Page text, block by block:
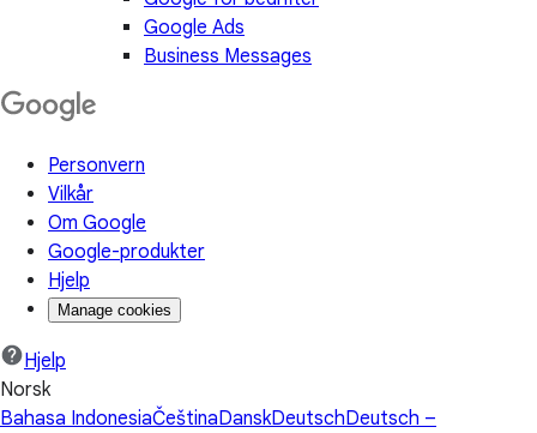
Google Ads
Business Messages
Personvern
Vilkår
Om Google
Google-produkter
Hjelp
Manage cookies
Hjelp
Norsk
Bahasa IndonesiaČeštinaDanskDeutschDeutsch –